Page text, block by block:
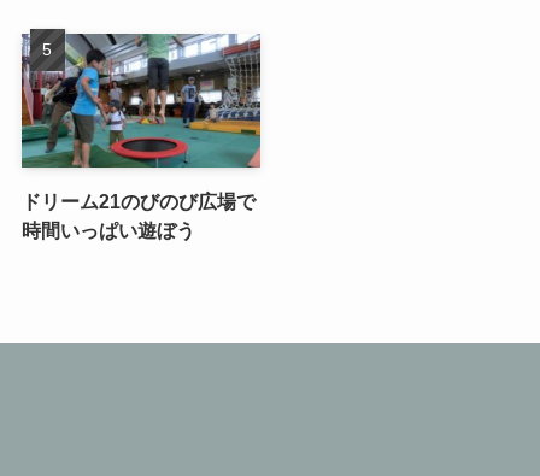
ドリーム21のびのび広場で
時間いっぱい遊ぼう